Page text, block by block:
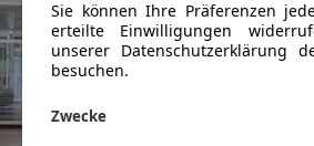
Sie können Ihre Präferenzen
erteilte Einwilligungen
unserer Datenschutzerklärung
besuchen.
Zwecke